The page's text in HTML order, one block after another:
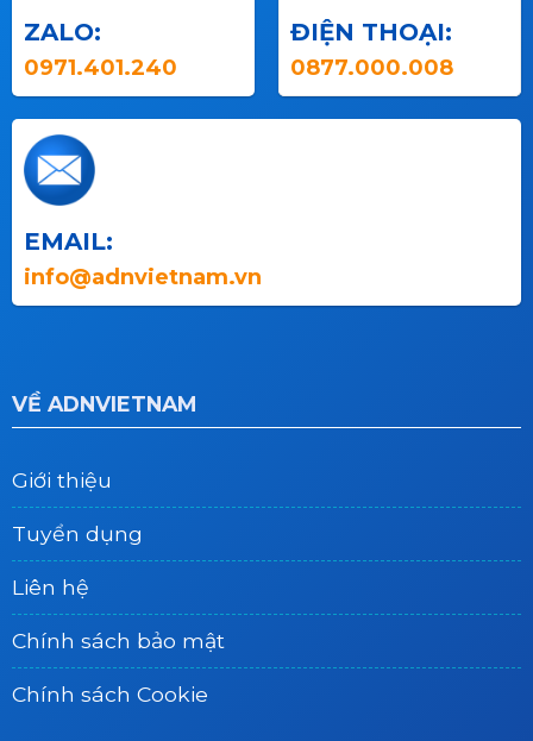
ZALO:
0971.401.240
ĐIỆN THOẠI:
0877.000.008
EMAIL:
info@adnvietnam.vn
VỀ ADNVIETNAM
Giới thiệu
Tuyển dụng
Liên hệ
Chính sách bảo mật
Chính sách Cookie